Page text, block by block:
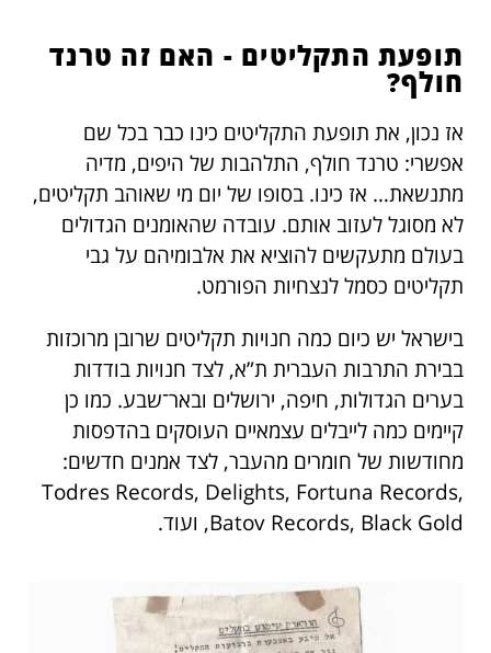
תופעת התקליטים - האם זה טרנד
חולף?
אז נכון, את תופעת התקליטים כינו כבר בכל שם
אפשרי: טרנד חולף, התלהבות של היפים, מדיה
מתנשאת… אז כינו. בסופו של יום מי שאוהב תקליטים,
לא מסוגל לעזוב אותם. עובדה שהאומנים הגדולים
בעולם מתעקשים להוציא את אלבומיהם על גבי
תקליטים כסמל לנצחיות הפורמט.
בישראל יש כיום כמה חנויות תקליטים שרובן מרוכזות
בבירת התרבות העברית ת”א, לצד חנויות בודדות
בערים הגדולות, חיפה, ירושלים ובאר־שבע. כמו כן
קיימים כמה לייבלים עצמאיים העוסקים בהדפסות
מחודשות של חומרים מהעבר, לצד אמנים חדשים:
Todres Records, Delights, Fortuna Records,
Batov Records, Black Gold, ועוד.